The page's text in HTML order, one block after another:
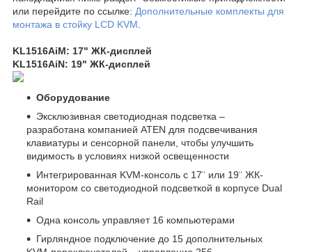
или перейдите по ссылке: Дополнительные комплекты для
монтажа в стойку LCD KVM
KL1516AiM: 17" ЖК-дисплей
KL1516AiN: 19" ЖК-дисплей
Оборудование
Эксклюзивная светодиодная подсветка –
разработана компанией ATEN для подсвечивания
клавиатуры и сенсорной панели, чтобы улучшить
видимость в условиях низкой освещенности
Интегрированная KVM-консоль с 17¨ или 19¨ ЖК-
монитором со светодиодной подсветкой в корпусе Dual
Rail
Одна консоль управляет 16 компьютерами
Гирляндное подключение до 15 дополнительных